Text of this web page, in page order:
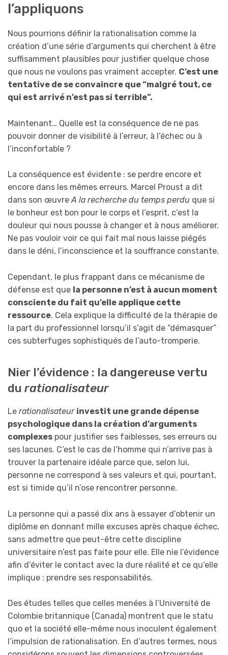
l’appliquons
Nous pourrions définir la rationalisation comme la
création d’une série d’arguments qui cherchent à être
suffisamment plausibles pour justifier quelque chose
que nous ne voulons pas vraiment accepter. C’est une
tentative de se convaincre que “malgré tout, ce
qui est arrivé n’est pas si terrible”.
Maintenant… Quelle est la conséquence de ne pas
pouvoir donner de visibilité à l’erreur, à l’échec ou à
l’inconfortable ?
La conséquence est évidente : se perdre encore et
encore dans les mêmes erreurs. Marcel Proust a dit
dans son œuvreA la recherche du temps perdu que si
le bonheur est bon pour le corps et l’esprit, c’est la
douleur qui nous pousse à changer et à nous améliorer.
Ne pas vouloir voir ce qui fait mal nous laisse piégés
dans le déni, l’inconscience et la souffrance constante.
Cependant, le plus frappant dans ce mécanisme de
défense est que la personne n’est à aucun moment
consciente du fait qu’elle applique cette
ressource. Cela explique la difficulté de la thérapie de
la part du professionnel lorsqu’il s’agit de “démasquer”
ces subterfuges sophistiqués de l’auto-tromperie.
Nier l’évidence : la dangereuse vertu
du rationalisateur
Le rationalisateur investit une grande dépense
psychologique dans la création d’arguments
complexes pour justifier ses faiblesses, ses erreurs ou
ses lacunes. C’est le cas de l’homme qui n’arrive pas à
trouver la partenaire idéale parce que, selon lui,
personne ne correspond à ses valeurs et qui, pourtant,
est si timide qu’il n’ose rencontrer personne.
La personne qui a passé dix ans à essayer d’obtenir un
diplôme en donnant mille excuses après chaque échec,
sans admettre que peut-être cette discipline
universitaire n’est pas faite pour elle. Elle nie l’évidence
afin d’éviter le contact avec la dure réalité et ce qu’elle
implique : prendre ses responsabilités.
Des études telles que celles menées à l’Université de
Colombie britannique (Canada) montrent que le statu
quo et la société elle-même nous inoculent également
l’impulsion de rationalisation. En d’autres termes, nous